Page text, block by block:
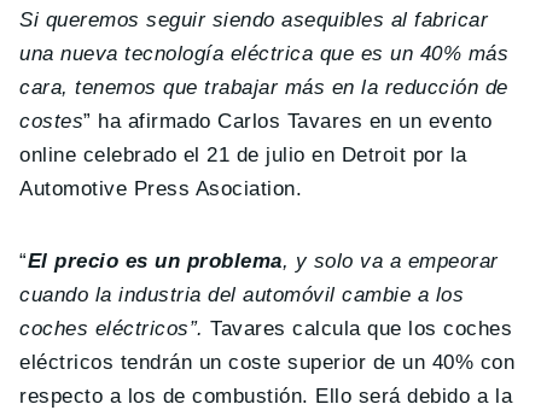
Si queremos seguir siendo asequibles al fabricar
una nueva tecnología eléctrica que es un 40% más
cara, tenemos que trabajar más en la reducción de
costes” ha afirmado Carlos Tavares en un evento
online celebrado el 21 de julio en Detroit por la
Automotive Press Asociation.
“El precio es un problema, y solo va a empeorar
cuando la industria del automóvil cambie a los
coches eléctricos”. Tavares calcula que los coches
eléctricos tendrán un coste superior de un 40% con
respecto a los de combustión. Ello será debido a la